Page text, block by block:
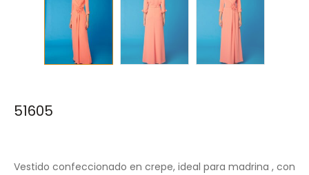
51605
Vestido confeccionado en crepe, ideal para madrina , con